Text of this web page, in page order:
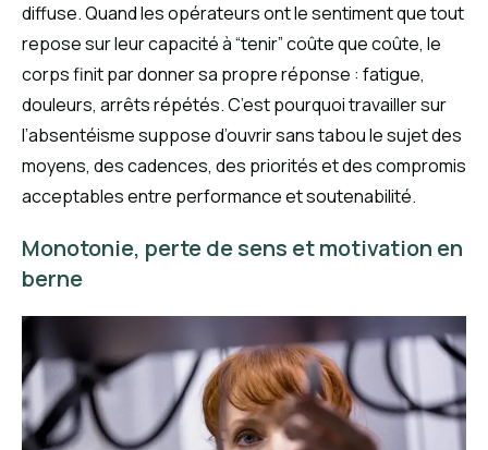
diffuse. Quand les opérateurs ont le sentiment que tout
repose sur leur capacité à “tenir” coûte que coûte, le
corps finit par donner sa propre réponse : fatigue,
douleurs, arrêts répétés. C’est pourquoi travailler sur
l’absentéisme suppose d’ouvrir sans tabou le sujet des
moyens, des cadences, des priorités et des compromis
acceptables entre performance et soutenabilité.
Monotonie, perte de sens et motivation en
berne